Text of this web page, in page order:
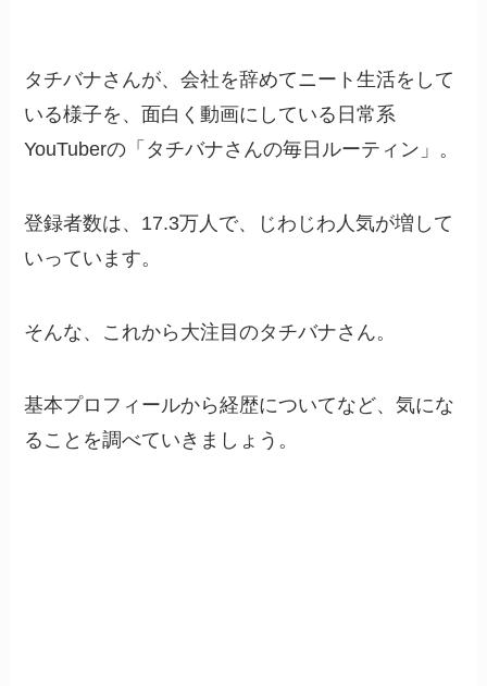
タチバナさんが、会社を辞めてニート生活をして
いる様子を、面白く動画にしている日常系
YouTuberの「タチバナさんの毎日ルーティン」。
登録者数は、17.3万人で、じわじわ人気が増して
いっています。
そんな、これから大注目のタチバナさん。
基本プロフィールから経歴についてなど、気にな
ることを調べていきましょう。